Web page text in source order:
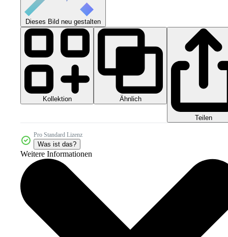
Dieses Bild neu gestalten
Kollektion Ähnlich
Teilen
Pro Standard Lizenz
Was ist das?
Weitere Informationen